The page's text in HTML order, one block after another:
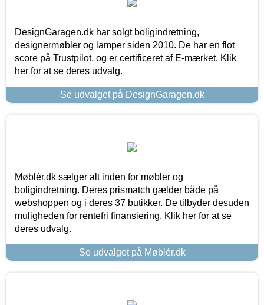
DesignGaragen.dk har solgt boligindretning,
designermøbler og lamper siden 2010. De har en flot
score på Trustpilot, og er certificeret af E-mærket. Klik
her for at se deres udvalg.
Se udvalget på DesignGaragen.dk
Møblér.dk sælger alt inden for møbler og
boligindretning. Deres prismatch gælder både på
webshoppen og i deres 37 butikker. De tilbyder desuden
muligheden for rentefri finansiering. Klik her for at se
deres udvalg.
Se udvalget på Møblér.dk